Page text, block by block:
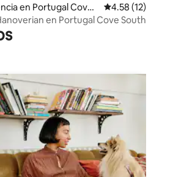
en Portugal Cove
Calificación
4.58 (12)
en Portugal Cove South